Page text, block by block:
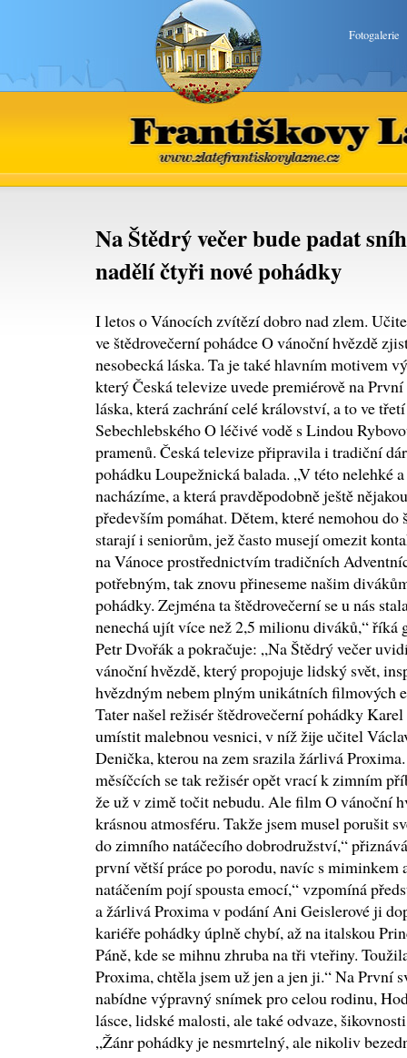
Fotogalerie
Na Štědrý večer bude padat
nadělí čtyři nové pohádky
I letos o Vánocích zvítězí dobro nad zlem.
ve štědrovečerní pohádce O vánoční hvězdě
nesobecká láska. Ta je také hlavním motivem
který Česká televize uvede premiérově na
láska, která zachrání celé království, a to ve
Sebechlebského O léčivé vodě s Lindou
pramenů. Česká televize připravila i tradiční
pohádku Loupežnická balada. „V této nelehké
nacházíme, a která pravděpodobně ještě
především pomáhat. Dětem, které nemohou
starají i seniorům, jež často musejí omezit
na Vánoce prostřednictvím tradičních
potřebným, tak znovu přineseme našim
pohádky. Zejména ta štědrovečerní se u nás
nenechá ujít více než 2,5 milionu diváků,“ říká
Petr Dvořák a pokračuje: „Na Štědrý večer
vánoční hvězdě, který propojuje lidský svět,
hvězdným nebem plným unikátních filmových
Tater našel režisér štědrovečerní pohádky
umístit malebnou vesnici, v níž žije učitel
Denička, kterou na zem srazila žárlivá
měsíčcích se tak režisér opět vrací k zimním
že už v zimě točit nebudu. Ale film O vánoční
krásnou atmosféru. Takže jsem musel porušit
do zimního natáčecího dobrodružství,“
první větší práce po porodu, navíc s miminkem
natáčením pojí spousta emocí,“ vzpomíná
a žárlivá Proxima v podání Ani Geislerové ji
kariéře pohádky úplně chybí, až na italskou
Páně, kde se mihnu zhruba na tři vteřiny.
Proxima, chtěla jsem už jen a jen ji.“ Na První
nabídne výpravný snímek pro celou rodinu,
lásce, lidské malosti, ale také odvaze,
„Žánr pohádky je nesmrtelný, ale nikoliv